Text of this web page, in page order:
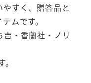
すく、贈答品と
ムです。
・香蘭社・ノリ